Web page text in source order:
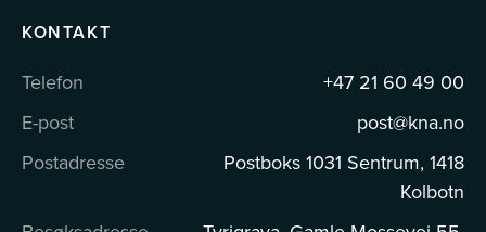
KONTAKT
Telefon
+47 21 60 49 00
E-post
post@kna.no
Postadresse
Postboks 1031 Sentrum, 1418
Kolbotn